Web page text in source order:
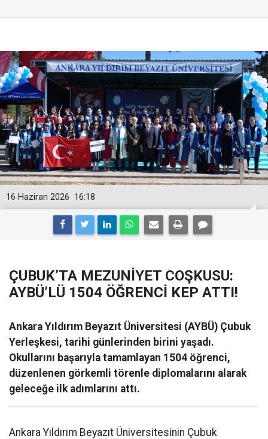
16:18
16 Haziran 2026
ÇUBUK’TA MEZUNİYET COŞKUSU:
AYBÜ’LÜ 1504 ÖĞRENCİ KEP ATTI!
Ankara Yıldırım Beyazıt Üniversitesi (AYBÜ) Çubuk
Yerleşkesi, tarihi günlerinden birini yaşadı.
Okullarını başarıyla tamamlayan 1504 öğrenci,
düzenlenen görkemli törenle diplomalarını alarak
geleceğe ilk adımlarını attı.
Ankara Yıldırım Beyazıt Üniversitesinin Çubuk